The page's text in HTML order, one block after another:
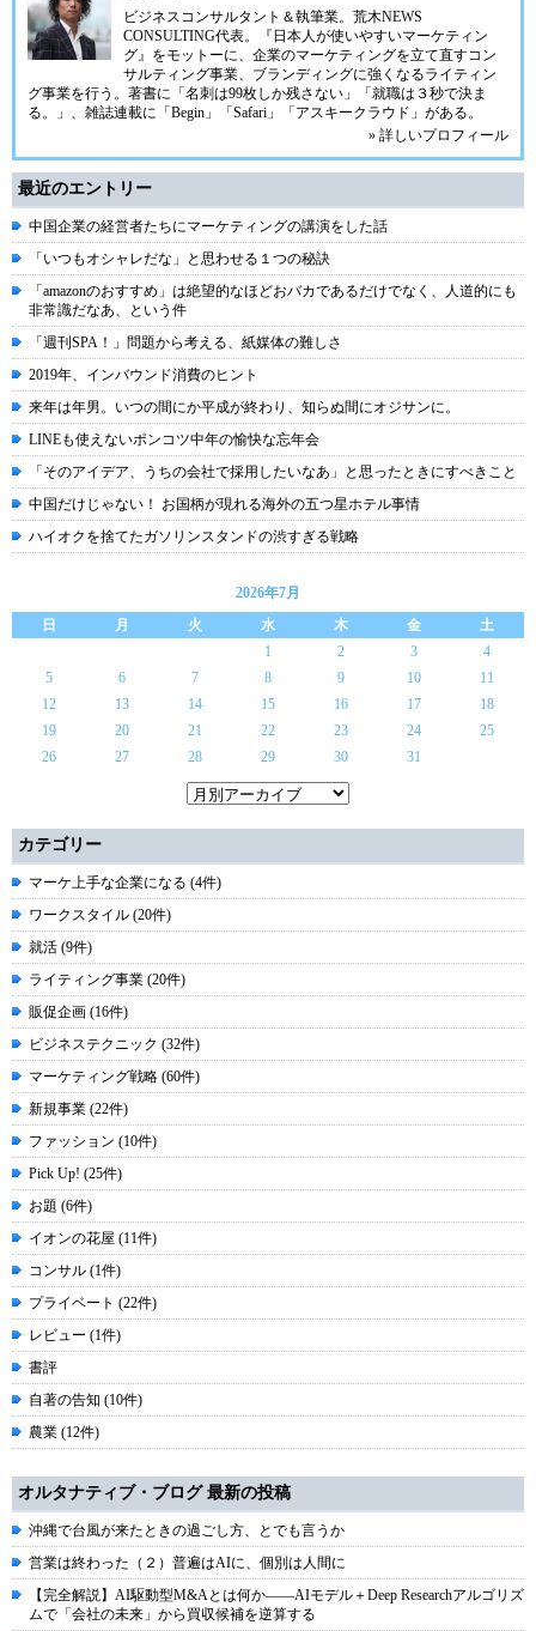
ビジネスコンサルタント＆執筆業。荒木NEWS
CONSULTING代表。『日本人が使いやすいマーケティン
グ』をモットーに、企業のマーケティングを立て直すコン
サルティング事業、ブランディングに強くなるライティン
グ事業を行う。著書に「名刺は99枚しか残さない」「就職は３秒で決ま
る。」、雑誌連載に「Begin」「Safari」「アスキークラウド」がある。
» 詳しいプロフィール
最近のエントリー
中国企業の経営者たちにマーケティングの講演をした話
「いつもオシャレだな」と思わせる１つの秘訣
「amazonのおすすめ」は絶望的なほどおバカであるだけでなく、人道的にも
非常識だなあ、という件
「週刊SPA！」問題から考える、紙媒体の難しさ
2019年、インバウンド消費のヒント
来年は年男。いつの間にか平成が終わり、知らぬ間にオジサンに。
LINEも使えないポンコツ中年の愉快な忘年会
「そのアイデア、うちの会社で採用したいなあ」と思ったときにすべきこと
中国だけじゃない！ お国柄が現れる海外の五つ星ホテル事情
ハイオクを捨てたガソリンスタンドの渋すぎる戦略
2026年7月
日
月 火 水 木 金
土
1
2 3
4
5
6 7 8 9 10
11
12
13 14 15 16 17
18
19
20 21 22 23 24
25
26
27 28 29 30 31
カテゴリー
マーケ上手な企業になる (4件)
ワークスタイル (20件)
就活 (9件)
ライティング事業 (20件)
販促企画 (16件)
ビジネステクニック (32件)
マーケティング戦略 (60件)
新規事業 (22件)
ファッション (10件)
Pick Up! (25件)
お題 (6件)
イオンの花屋 (11件)
コンサル (1件)
プライベート (22件)
レビュー (1件)
書評
自著の告知 (10件)
農業 (12件)
オルタナティブ・ブログ 最新の投稿
沖縄で台風が来たときの過ごし方、とでも言うか
営業は終わった（２）普遍はAIに、個別は人間に
【完全解説】AI駆動型M&Aとは何か――AIモデル＋Deep Researchアルゴリズ
ムで「会社の未来」から買収候補を逆算する